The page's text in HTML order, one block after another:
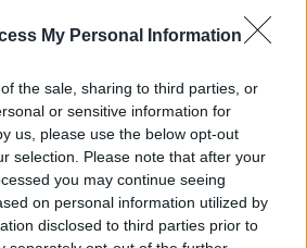
My Personal Information
the sale, sharing to third parties, or
or sensitive information for
us, please use the below opt-out
selection. Please note that after your
you may continue seeing
on personal information utilized by
disclosed to third parties prior to
vak vizsgálatok, a saját
nem.
(törölt)
két cikk, ami jól összefoglalja